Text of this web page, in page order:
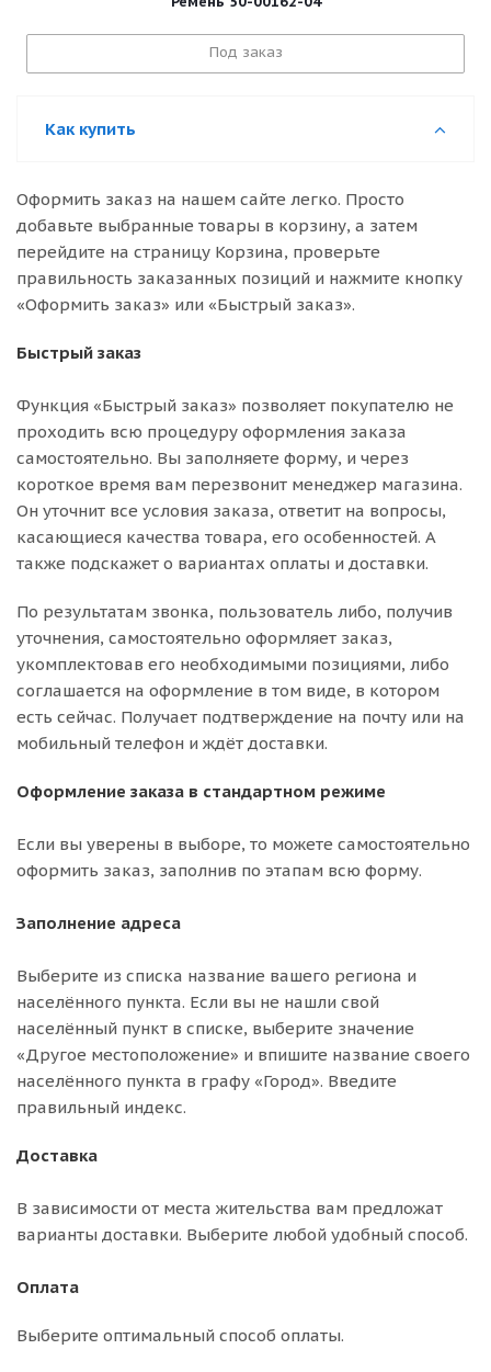
Под заказ
Как купить
Оформить заказ на нашем сайте легко. Просто
добавьте выбранные товары в корзину, а затем
перейдите на страницу Корзина, проверьте
правильность заказанных позиций и нажмите кнопку
«Оформить заказ» или «Быстрый заказ».
Быстрый заказ
Функция «Быстрый заказ» позволяет покупателю не
проходить всю процедуру оформления заказа
самостоятельно. Вы заполняете форму, и через
короткое время вам перезвонит менеджер магазина.
Он уточнит все условия заказа, ответит на вопросы,
касающиеся качества товара, его особенностей. А
также подскажет о вариантах оплаты и доставки.
По результатам звонка, пользователь либо, получив
уточнения, самостоятельно оформляет заказ,
укомплектовав его необходимыми позициями, либо
соглашается на оформление в том виде, в котором
есть сейчас. Получает подтверждение на почту или на
мобильный телефон и ждёт доставки.
Оформление заказа в стандартном режиме
Если вы уверены в выборе, то можете самостоятельно
оформить заказ, заполнив по этапам всю форму.
Заполнение адреса
Выберите из списка название вашего региона и
населённого пункта. Если вы не нашли свой
населённый пункт в списке, выберите значение
«Другое местоположение» и впишите название своего
населённого пункта в графу «Город». Введите
правильный индекс.
Доставка
В зависимости от места жительства вам предложат
варианты доставки. Выберите любой удобный способ.
Оплата
Выберите оптимальный способ оплаты.